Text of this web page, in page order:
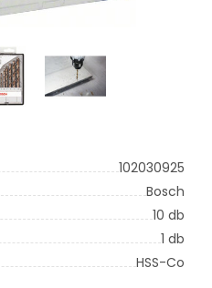
102030925
Bosch
10 db
1 db
HSS-Co